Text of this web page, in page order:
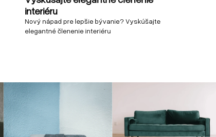
interiéru
Nový nápad pre lepšie bývanie? Vyskúšajte
elegantné členenie interiéru